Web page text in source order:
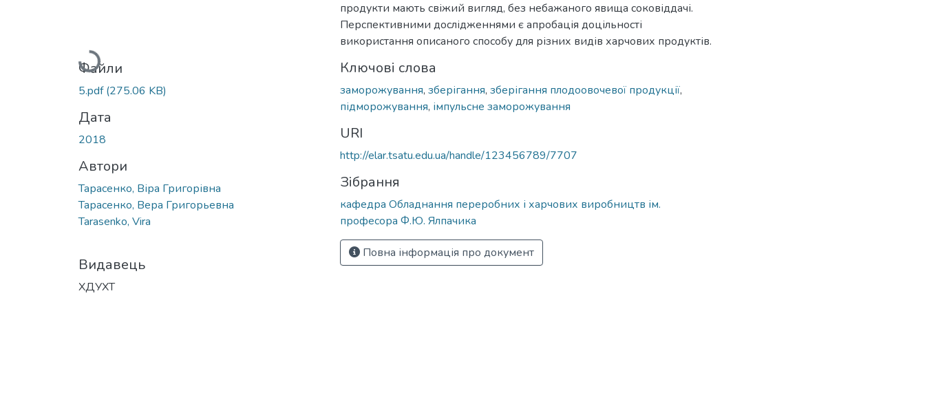
Вантажиться...
Файли
5.pdf(275.06 KB)
Дата
2018
Автори
Тарасенко, Віра Григорівна
Тарасенко, Вера Григорьевна
Tarasenko, Vira
Видавець
ХДУХТ
продукти мають свіжий вигляд, без небажаного явища соковіддачі.
Перспективними дослідженнями є апробація доцільності
використання описаного способу для різних видів харчових продуктів.
Ключові слова
заморожування, зберігання, зберігання плодоовочевої продукції,
підморожування, імпульсне заморожування
URI
http://elar.tsatu.edu.ua/handle/123456789/7707
Зібрання
кафедра Обладнання переробних і харчових виробництв ім.
професора Ф.Ю. Ялпачика
Повна інформація про документ